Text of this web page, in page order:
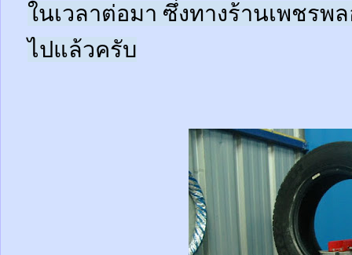
ในเวลาต่อมา ซึ่งทางร้านเพชรพ
ไปแล้วครับ